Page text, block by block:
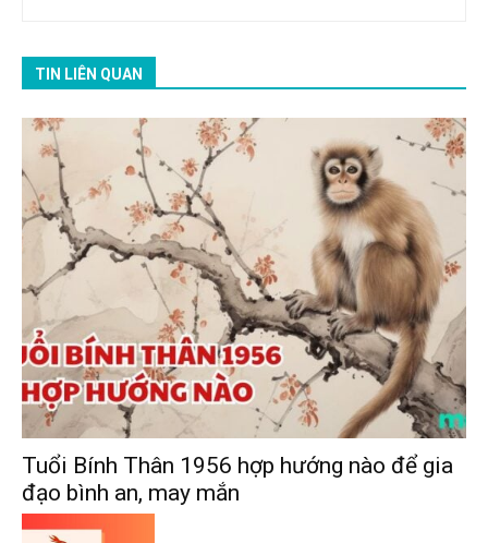
TIN LIÊN QUAN
Tuổi Bính Thân 1956 hợp hướng nào để gia
đạo bình an, may mắn